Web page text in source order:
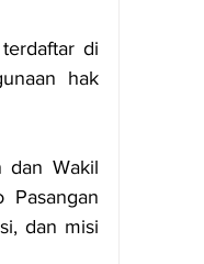
di
hak
dan Wakil
dan misi